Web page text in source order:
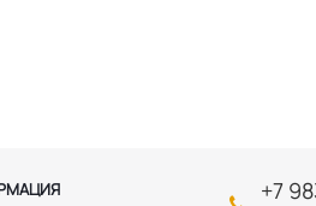
+7